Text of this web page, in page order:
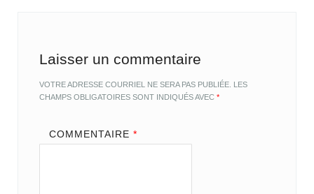
Laisser un commentaire
VOTRE ADRESSE COURRIEL NE SERA PAS PUBLIÉE. LES
CHAMPS OBLIGATOIRES SONT INDIQUÉS AVEC*
COMMENTAIRE *